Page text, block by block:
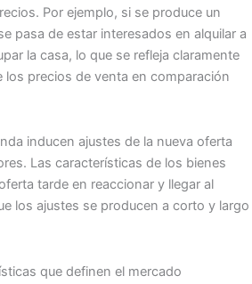
Por ejemplo, si se produce un
pasa de estar interesados en alquilar a
la casa, lo que se refleja claramente
los precios de venta en comparación
inducen ajustes de la nueva oferta
Las características de los bienes
tarde en reaccionar y llegar al
los ajustes se producen a corto y largo
que definen el mercado